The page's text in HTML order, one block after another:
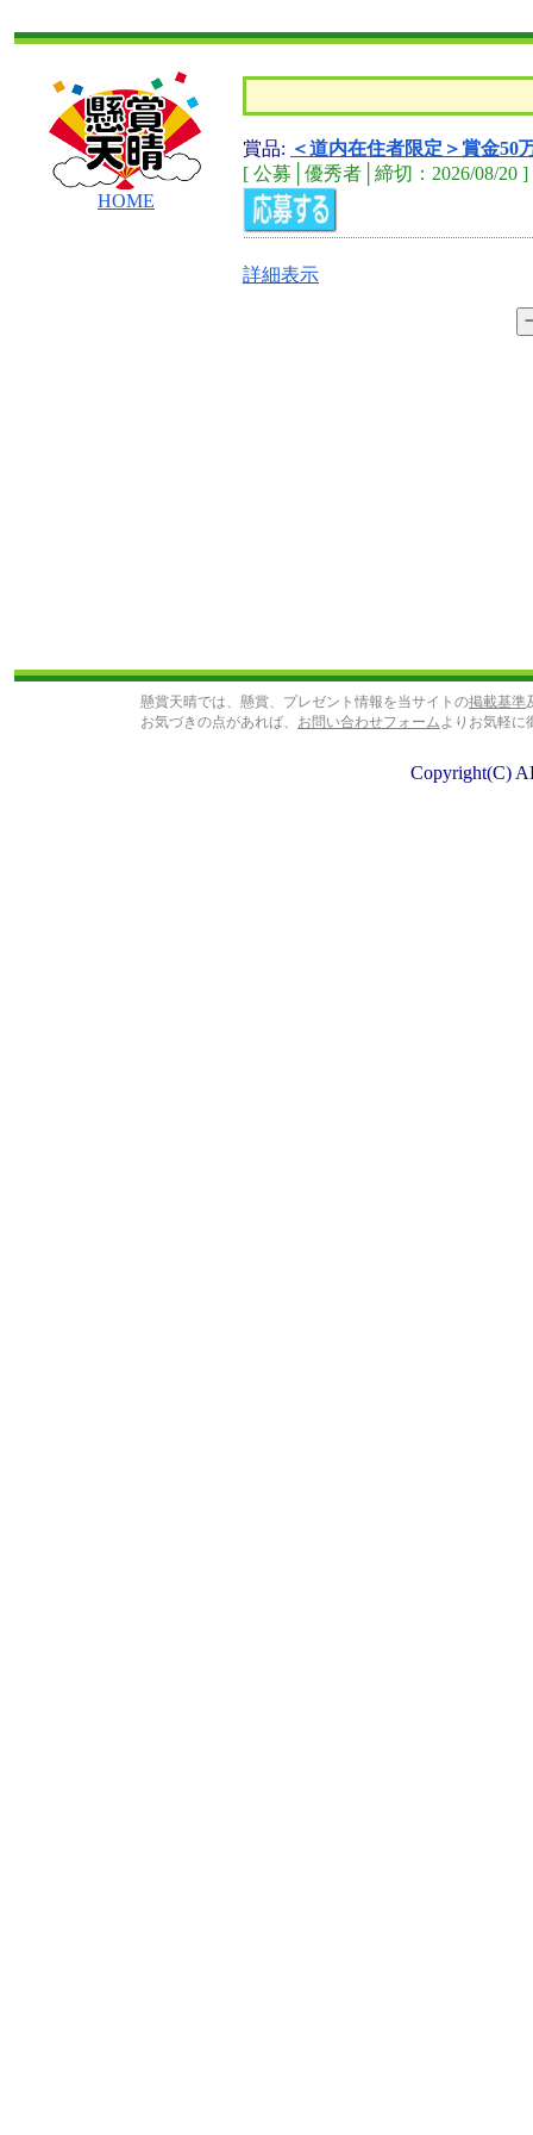
HOME
賞品: ＜道内在住者限定＞賞金50
[ 公募│優秀者│締切：2026/08/20 ]
詳細表示
懸賞天晴では、懸賞、プレゼント情報を当サイトの掲載基準
お気づきの点があれば、 お問い合わせフォームよりお気軽に
Copyright(C)